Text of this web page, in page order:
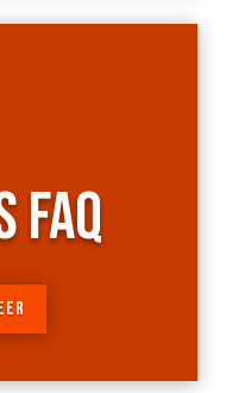
FAQ